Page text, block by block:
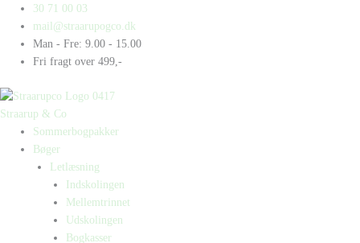
indholdet
30 71 00 03
mail@straarupogco.dk
Man - Fre: 9.00 - 15.00
Fri fragt over 499,-
Straarup & Co
Sommerbogpakker
Bøger
Letlæsning
Indskolingen
Mellemtrinnet
Udskolingen
Bogkasser
Products
search
Products
search
School